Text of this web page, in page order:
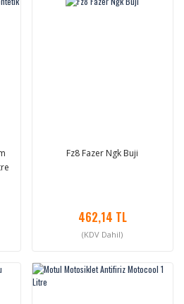
Fz8 Fazer Ngk Buji
462,14 TL
(KDV Dahil)